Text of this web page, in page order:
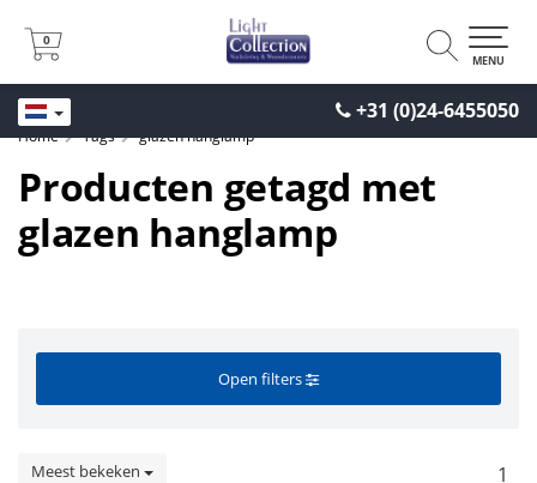
+31 (0)24-6455050
0
0
MENU
Home Tags glazen hanglamp
Producten getagd met
glazen hanglamp
Open filters
Meest bekeken 1